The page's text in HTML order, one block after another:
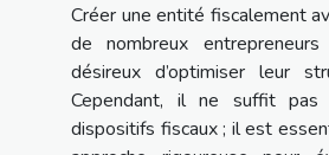
Créer une entité fiscalement
de nombreux
désireux d’optimiser leur
Cependant, il ne suffit
dispositifs fiscaux ; il est